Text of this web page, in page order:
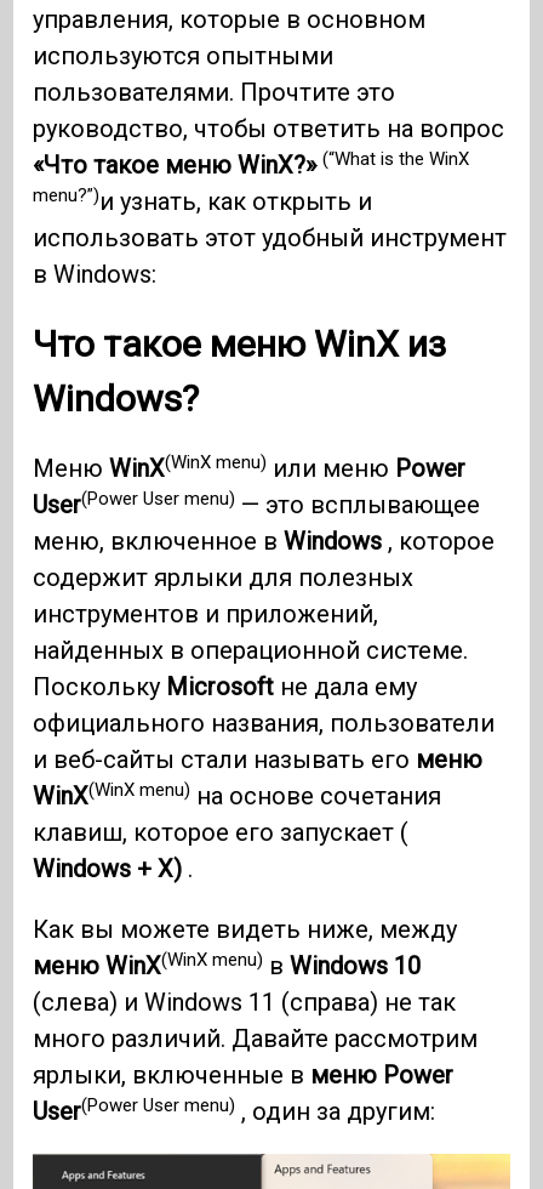
управления, которые в основном
используются опытными
пользователями. Прочтите это
руководство, чтобы ответить на вопрос
«Что такое меню WinX?»(“What is the WinX
menu?”)и узнать, как открыть и
использовать этот удобный инструмент
в Windows:
Что такое меню WinX из
Windows?
МенюWinX(WinX menu) или меню Power
User(Power User menu) — это всплывающее
меню, включенное вWindows , которое
содержит ярлыки для полезных
инструментов и приложений,
найденных в операционной системе.
Поскольку Microsoft не дала ему
официального названия, пользователи
и веб-сайты стали называть его меню
WinX(WinX menu) на основе сочетания
клавиш, которое его запускает (
Windows + X) .
Как вы можете видеть ниже, между
меню WinX(WinX menu) вWindows 10
(слева) и Windows 11 (справа) не так
много различий. Давайте рассмотрим
ярлыки, включенные в меню Power
User(Power User menu) , один за другим: